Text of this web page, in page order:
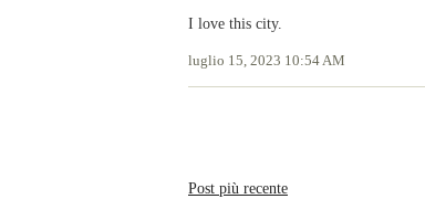
I love this city.
luglio 15, 2023 10:54 AM
Post più recente